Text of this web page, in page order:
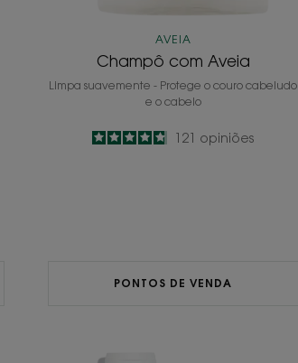
AVEIA
Champô com Aveia
Limpa suavemente - Protege o couro cabeludo
e o cabelo
4.8
/5121 opiniões
PONTOS DE VENDA